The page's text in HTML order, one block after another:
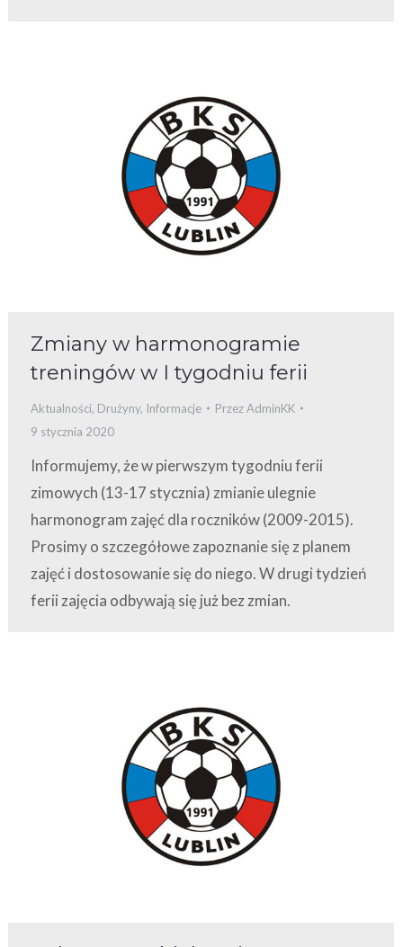
Zmiany w harmonogramie
treningów w I tygodniu ferii
Aktualności, Drużyny, Informacje PrzezAdminKK
9 stycznia 2020
Informujemy, że w pierwszym tygodniu ferii
zimowych (13-17 stycznia) zmianie ulegnie
harmonogram zajęć dla roczników (2009-2015).
Prosimy o szczegółowe zapoznanie się z planem
zajęć i dostosowanie się do niego. W drugi tydzień
ferii zajęcia odbywają się już bez zmian.